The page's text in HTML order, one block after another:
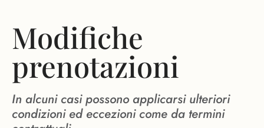
Modifiche
prenotazioni
In alcuni casi possono applicarsi ulteriori
condizioni ed eccezioni come da termini